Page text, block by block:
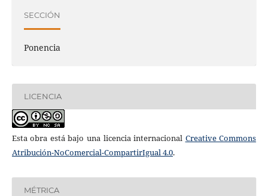
SECCIÓN
Ponencia
LICENCIA
Esta obra está bajo una licencia internacional Creative Commons
Atribución-NoComercial-CompartirIgual 4.0.
MÉTRICA